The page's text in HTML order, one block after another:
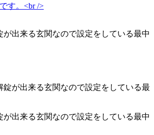
が出来る玄関なので設定をしている最中
が出来る玄関なので設定をしている最中